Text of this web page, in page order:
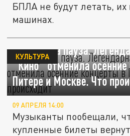
БПЛА не будут летать, их
машинах.
Нам нужна пауза.
"Кино" отменила осенние
Питере и Москве. Что
КУЛЬТУРА
09 АПРЕЛЯ 14:00
Музыканты пообещали,
купленные билеты